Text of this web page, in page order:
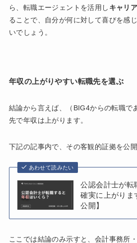
ら、転職エージェントを活用し キャリ
ることで、自分が何に対して喜びを感
いでしょう。
年収の上がりやすい転職先を選ぶ
結論から言えば、（BIG4からの転職で
先で年収は上がります。
下記の記事内で、その客観的証拠を公開
あわせて読みたい
公認会計士が転
確実に上がりま
公開】
ここでは結論のみ示すと、会計事務所